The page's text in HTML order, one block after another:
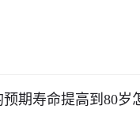
预期寿命提高到80岁